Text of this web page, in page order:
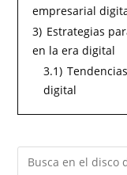
empresarial
3) Estrategias
en la era digital
3.1)
digital